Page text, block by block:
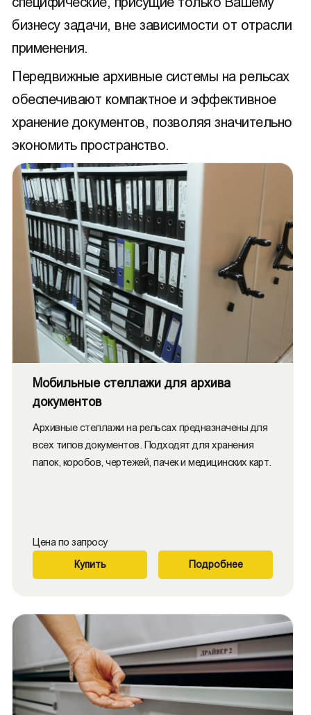
бизнесу задачи, вне зависимости от отрасли
применения.
Передвижные архивные системы на рельсах
обеспечивают компактное и эффективное
хранение документов, позволяя значительно
экономить пространство.
Мобильные стеллажи для архива
документов
Архивные стеллажи на рельсах предназначены для
всех типов документов. Подходят для хранения
папок, коробов, чертежей, пачек и медицинских карт.
Цена по запросу
Купить Подробнее